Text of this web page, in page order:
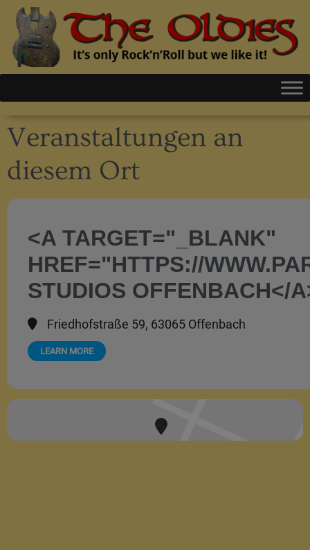
Veranstaltungen an
diesem Ort
<A TARGET="_BLANK"
HREF="HTTPS://
STUDIOS OFFENBACH</
Friedhofstraße 59, 63065 Offenbach
LEARN MORE